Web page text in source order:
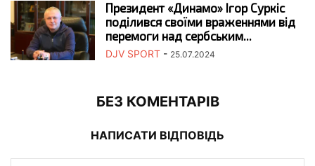
Президент «Динамо» Ігор Суркіс
поділився своїми враженнями від
перемоги над сербським...
DJV SPORT - 25.07.2024
БЕЗ КОМЕНТАРІВ
НАПИСАТИ ВІДПОВІДЬ